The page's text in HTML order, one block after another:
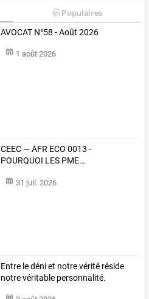
Populaires
AVOCAT N°58 - Août 2026
1 août 2026
CEEC —AFR ECO 0013 -
POURQUOI LES PME…
31 juil. 2026
Entre le déni et notre vérité réside
notre véritable personnalité.